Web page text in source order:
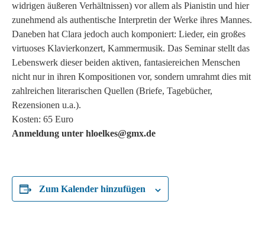
widrigen äußeren Verhältnissen) vor allem als Pianistin und hier
zunehmend als authentische Interpretin der Werke ihres Mannes.
Daneben hat Clara jedoch auch komponiert: Lieder, ein großes
virtuoses Klavierkonzert, Kammermusik. Das Seminar stellt das
Lebenswerk dieser beiden aktiven, fantasiereichen Menschen
nicht nur in ihren Kompositionen vor, sondern umrahmt dies mit
zahlreichen literarischen Quellen (Briefe, Tagebücher,
Rezensionen u.a.).
Kosten: 65 Euro
Anmeldung unter hloelkes@gmx.de
Zum Kalender hinzufügen